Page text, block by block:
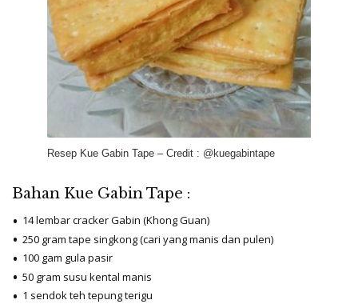
Resep Kue Gabin Tape – Credit : @kuegabintape
Bahan Kue Gabin Tape :
14 lembar cracker Gabin (Khong Guan)
250 gram tape singkong (cari yang manis dan pulen)
100 gam gula pasir
50 gram susu kental manis
1 sendok teh tepung terigu